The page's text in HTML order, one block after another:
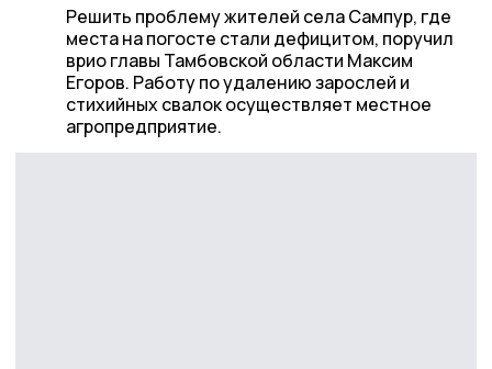
Решить проблему жителей села Сампур, где
места на погосте стали дефицитом, поручил
врио главы Тамбовской области Максим
Егоров. Работу по удалению зарослей и
стихийных свалок осуществляет местное
агропредприятие.